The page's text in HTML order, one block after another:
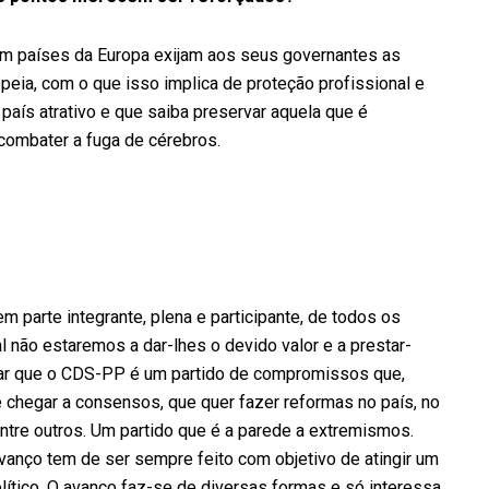
países da Europa exijam aos seus governantes as
com o que isso implica de proteção profissional e
atrativo e que saiba preservar aquela que é
a fuga de cérebros.
parte integrante, plena e participante, de todos os
estaremos a dar-lhes o devido valor e a prestar-
o CDS-PP é um partido de compromissos que,
a consensos, que quer fazer reformas no país, no
outros. Um partido que é a parede a extremismos.
tem de ser sempre feito com objetivo de atingir um